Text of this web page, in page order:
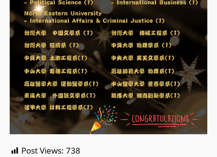
Post Views: 738